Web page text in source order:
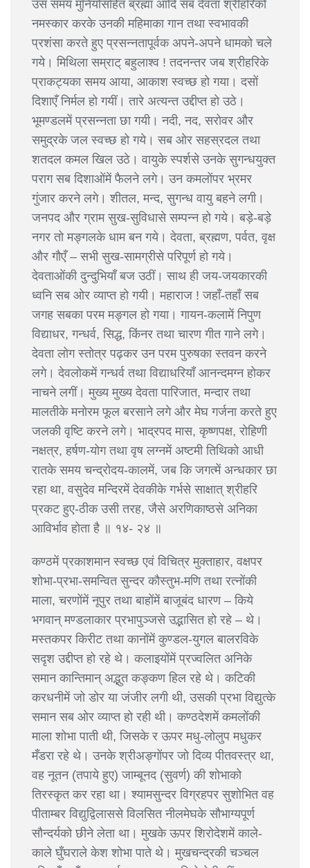
उस समय मुनियोंसहित ब्रह्मा आदि सब देवता श्रीहरिको
नमस्कार करके उनकी महिमाका गान तथा स्वभावकी
प्रशंसा करते हुए प्रसन्नतापूर्वक अपने-अपने धामको चले
गये। मिथिला सम्राट् बहुलाश्व ! तदनन्तर जब श्रीहरिके
प्राकट्यका समय आया, आकाश स्वच्छ हो गया। दसों
दिशाएँ निर्मल हो गयीं। तारे अत्यन्त उद्दीप्त हो उठे।
भूमण्डलमें प्रसन्नता छा गयी। नदी, नद, सरोवर और
समुद्रके जल स्वच्छ हो गये। सब ओर सहस्रदल तथा
शतदल कमल खिल उठे। वायुके स्पर्शसे उनके सुगन्धयुक्त
पराग सब दिशाओंमें फैलने लगे। उन कमलोंपर भ्रमर
गुंजार करने लगे। शीतल, मन्द, सुगन्ध वायु बहने लगी।
जनपद और ग्राम सुख-सुविधासे सम्पन्न हो गये। बड़े-बड़े
नगर तो मङ्गलके धाम बन गये। देवता, ब्रह्मण, पर्वत, वृक्ष
और गौएँ – सभी सुख-सामग्रीसे परिपूर्ण हो गये।
देवताओंकी दुन्दुभियाँ बज उठीं। साथ ही जय-जयकारकी
ध्वनि सब ओर व्याप्त हो गयी। महाराज ! जहाँ-तहाँ सब
जगह सबका परम मङ्गल हो गया। गायन-कलामें निपुण
विद्याधर, गन्धर्व, सिद्ध, किंनर तथा चारण गीत गाने लगे।
देवता लोग स्तोत्र पढ़कर उन परम पुरुषका स्तवन करने
लगे। देवलोकमें गन्धर्व तथा विद्याधरियाँ आनन्दमग्न होकर
नाचने लगीं। मुख्य मुख्य देवता पारिजात, मन्दार तथा
मालतीके मनोरम फूल बरसाने लगे और मेघ गर्जना करते हुए
जलकी वृष्टि करने लगे। भाद्रपद मास, कृष्णपक्ष, रोहिणी
नक्षत्र, हर्षण-योग तथा वृष लग्नमें अष्टमी तिथिको आधी
रातके समय चन्द्रोदय-कालमें, जब कि जगत्में अन्धकार छा
रहा था, वसुदेव मन्दिरमें देवकीके गर्भसे साक्षात् श्रीहरि
प्रकट हुए-ठीक उसी तरह, जैसे अरणिकाष्ठसे अनिका
आविर्भाव होता है ॥ १४- २४ ॥
कण्ठमें प्रकाशमान स्वच्छ एवं विचित्र मुक्ताहार, वक्षपर
शोभा-प्रभा-समन्वित सुन्दर कौस्तुभ-मणि तथा रत्नोंकी
माला, चरणोंमें नूपुर तथा बाहोंमें बाजूबंद धारण – किये
भगवान् मण्डलाकार प्रभापुञ्जसे उद्भासित हो रहे – थे।
मस्तकपर किरीट तथा कानोंमें कुण्डल-युगल बालरविके
सदृश उद्दीप्त हो रहे थे। कलाइयोंमें प्रज्वलित अनिके
समान कान्तिमान् अद्भुत कङ्कण हिल रहे थे। कटिकी
करधनीमें जो डोर या जंजीर लगी थी, उसकी प्रभा विद्युत्के
समान सब ओर व्याप्त हो रही थी। कण्ठदेशमें कमलोंकी
माला शोभा पाती थी, जिसके र ऊपर मधु-लोलुप मधुकर
मँडरा रहे थे। उनके श्रीअङ्गोंपर जो दिव्य पीतवस्त्र था,
वह नूतन (तपाये हुए) जाम्बूनद (सुवर्ण) की शोभाको
तिरस्कृत कर रहा था। श्यामसुन्दर विग्रहपर सुशोभित वह
पीताम्बर विद्युद्विलाससे विलसित नीलमेघके सौभाग्यपूर्ण
सौन्दर्यको छीने लेता था। मुखके ऊपर शिरोदेशमें काले-
काले घुँघराले केश शोभा पाते थे। मुखचन्द्रकी चञ्चल